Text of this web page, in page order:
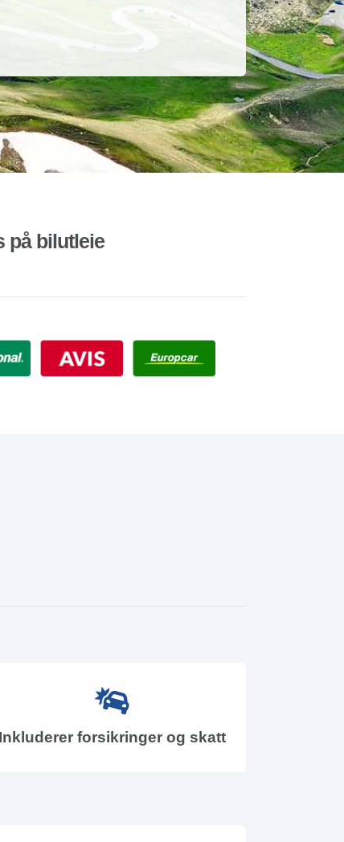
på bilutleie
Inkluderer forsikringer og skatt